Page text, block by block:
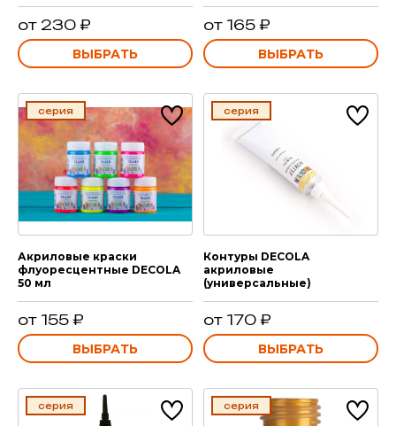
от 230 ₽
ВЫБРАТЬ
от 165 ₽
ВЫБРАТЬ
серия
Акриловые краски
флуоресцентные DECOLA
50 мл
от 155 ₽
ВЫБРАТЬ
серия
Контуры DECOLA
акриловые
(универсальные)
от 170 ₽
ВЫБРАТЬ
серия серия